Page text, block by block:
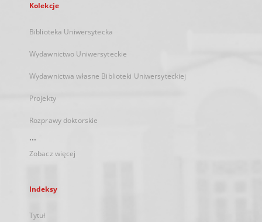
Kolekcje
Biblioteka Uniwersytecka
Wydawnictwo Uniwersyteckie
Wydawnictwa własne Biblioteki Uniwersyteckiej
Projekty
Rozprawy doktorskie
...
Zobacz więcej
Indeksy
Tytuł